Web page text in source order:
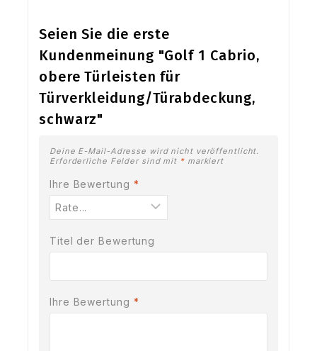
Seien Sie die erste
Kundenmeinung "Golf 1 Cabrio,
obere Türleisten für
Türverkleidung/Türabdeckung,
schwarz"
Deine E-Mail-Adresse wird nicht veröffentlicht.
Erforderliche Felder sind mit *markiert
Ihre Bewertung *
Titel der Bewertung
Ihre Bewertung *